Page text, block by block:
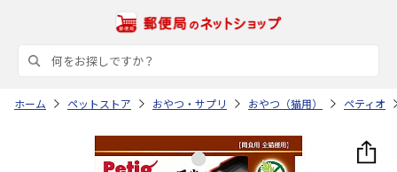
ホーム ペットストア おやつ・サプリ おやつ（猫用） ペティオ